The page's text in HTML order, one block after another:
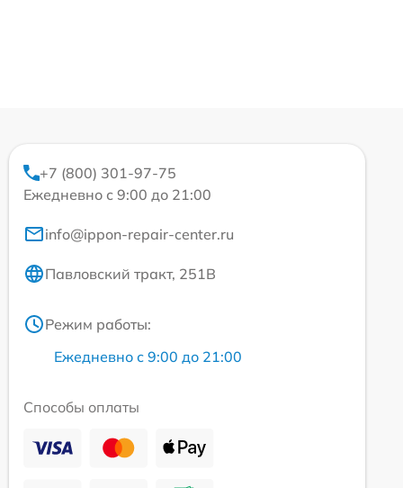
+7 (800) 301-97-75
Ежедневно с 9:00 до 21:00
info@ippon-repair-center.ru
Павловский тракт, 251В
Режим работы:
Ежедневно с 9:00 до 21:00
Способы оплаты